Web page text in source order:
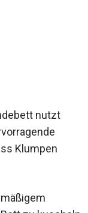
nutzt
Klumpen